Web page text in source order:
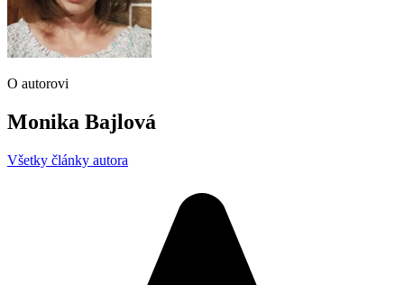
O autorovi
Monika Bajlová
Všetky články autora